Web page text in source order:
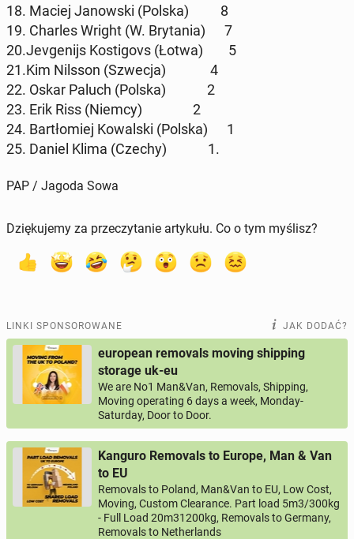
18. Maciej Ja­now­ski (Polska) 8
19. Charles Wright (W. Bry­ta­nia) 7
20.Je­vge­nijs Ko­sti­govs (Łotwa) 5
21.Kim Nilsson (Szwecja) 4
22. Oskar Paluch (Polska) 2
23. Erik Riss (Niemcy) 2
24. Bar­tło­miej Ko­wal­ski (Polska) 1
25. Daniel Klima (Czechy) 1.
PAP / Jagoda Sowa
Dziękujemy za przeczytanie artykułu. Co o tym myślisz?
LINKI SPONSOROWANE JAK DODAĆ?
european removals moving shipping
storage uk-eu
We are No1 Man&Van, Removals, Shipping,
Moving operating 6 days a week, Monday-
Saturday, Door to Door.
Kanguro Removals to Europe, Man & Van
to EU
Removals to Poland, Man&Van to EU, Low Cost,
Moving, Custom Clearance. Part load 5m3/300kg
- Full Load 20m31200kg, Removals to Germany,
Removals to Netherlands